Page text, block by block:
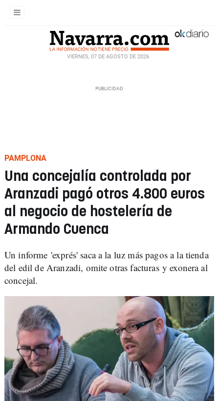
VIERNES, 07 DE AGOSTO DE 2026
PAMPLONA
Una concejalía controlada por
Aranzadi pagó otros 4.800 euros
al negocio de hostelería de
Armando Cuenca
Un informe 'exprés' saca a la luz más pagos a la tienda
del edil de Aranzadi, omite otras facturas y exonera al
concejal.